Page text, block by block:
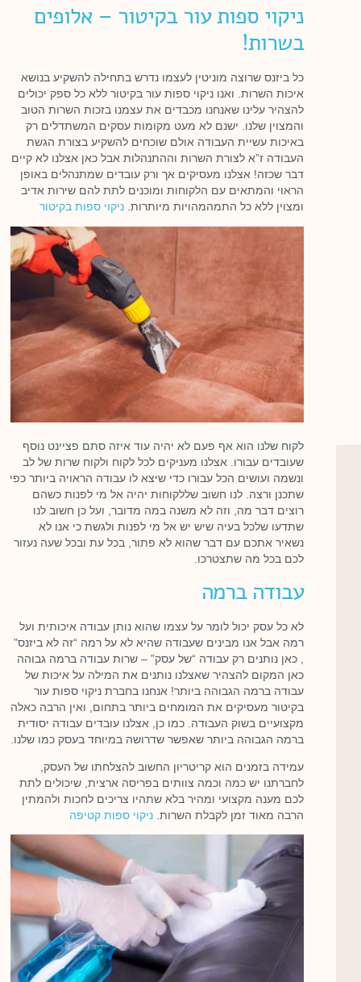
ניקוי ספות עור בקיטור – אלופים
בשרות!
כל ביזנס שרוצה מוניטין לעצמו נדרש בתחילה להשקיע בנושא
איכות השרות. ואנו ניקוי ספות עור בקיטור ללא כל ספק יכולים
להצהיר עלינו שאנחנו מכבדים את עצמנו בזכות השרות הטוב
והמצוין שלנו. ישנם לא מעט מקומות עסקים המשתדלים רק
באיכות עשיית העבודה אולם שוכחים להשקיע בצורת הגשת
העבודה ז”א לצורת השרות וההתנהלות אבל כאן אצלנו לא קיים
דבר שכזה! אצלנו מעסיקים אך ורק עובדים שמתנהלים באופן
הראוי והמתאים עם הלקוחות ומוכנים לתת להם שירות אדיב
ומצוין ללא כל התמהמהויות מיותרות. ניקוי ספות בקיטור
לקוח שלנו הוא אף פעם לא יהיה עוד איזה סתם פציינט נוסף
שעובדים עבורו. אצלנו מעניקים לכל לקוח ולקוח שרות של לב
ונשמה ועושים הכל עבורו כדי שיצא לו עבודה הראויה ביותר כפי
שתכנן ורצה. לנו חשוב שללקוחות יהיה אל מי לפנות כשהם
רוצים דבר מה, וזה לא משנה במה מדובר, ועל כן חשוב לנו
שתדעו שלכל בעיה שיש יש אל מי לפנות ולגשת כי אנו לא
נשאיר אתכם עם דבר שהוא לא פתור, בכל עת ובכל שעה נעזור
לכם בכל מה שתצטרכו.
עבודה ברמה
לא כל עסק יכול לומר על עצמו שהוא נותן עבודה איכותית ועל
רמה אבל אנו מבינים שעבודה שהיא לא על רמה “זה לא ביזנס”
, כאן נותנים רק עבודה “של עסק” – שרות עבודה ברמה גבוהה
כאן המקום להצהיר שאצלנו נותנים את המילה על איכות של
עבודה ברמה הגבוהה ביותר! אנחנו בחברת ניקוי ספות עור
בקיטור מעסיקים את המומחים ביותר בתחום, ואין הרבה כאלה
מקצועיים בשוק העבודה. כמו כן, אצלנו עובדים עבודה יסודית
ברמה הגבוהה ביותר שאפשר שדרושה במיוחד בעסק כמו שלנו.
עמידה בזמנים הוא קריטריון החשוב להצלחתו של העסק,
לחברתנו יש כמה וכמה צוותים בפריסה ארצית, שיכולים לתת
לכם מענה מקצועי ומהיר בלא שתהיו צריכים לחכות ולהמתין
הרבה מאוד זמן לקבלת השרות. ניקוי ספות קטיפה